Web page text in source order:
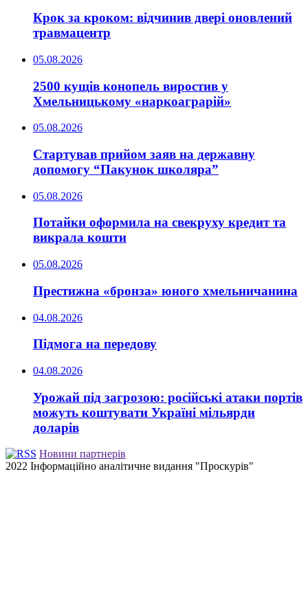
Крок за кроком: відчинив двері оновлений
травмацентр
05.08.2026
2500 кущів конопель виростив у
Хмельницькому «наркоаграрій»
05.08.2026
Стартував прийом заяв на державну
допомогу “Пакунок школяра”
05.08.2026
Потайки оформила на свекруху кредит та
викрала кошти
05.08.2026
Престижна «бронза» юного хмельничанина
04.08.2026
Підмога на передову
04.08.2026
Урожай під загрозою: російські атаки портів
можуть коштувати Україні мільярди
доларів
Новини партнерів
2022 Інформаційно аналітичне видання "Проскурів"